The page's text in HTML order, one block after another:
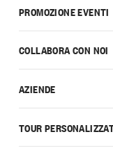
PROMOZIONE EVENTI
COLLABORA CON NOI
AZIENDE
TOUR